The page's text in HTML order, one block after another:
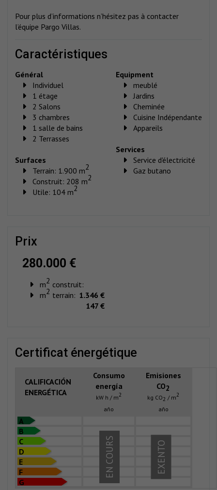
Pour plus d’informations n’hésitez pas à contacter
l’équipe Pargo Villas.
caractéristiques
Général
Individuel
1 étage
2 Salons
3 chambres
1 salle de bains
2 Terrasses
Surfaces
Terrain: 1.900 m2
Construit: 208 m2
Utile: 104 m2
Equipment
meublé
Jardins
Cheminée
Cuisine Indépendante
Appareils
Services
Service d'électricité
Gaz butano
prix
280.000 €
m2 construit:
1.346 €
m2 terrain:
147 €
certificat énergétique
CALIFICACIÓN
ENERGÉTICA
Consumo
energía
kW h / m2
año
Emisiones
CO2
kg CO2 / m2
año
A
B
C
D
E
F
G
EXENTO
EN COURS